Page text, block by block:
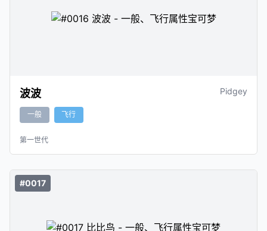
波波 Pidgey
一般 飞行
第一世代
#0017